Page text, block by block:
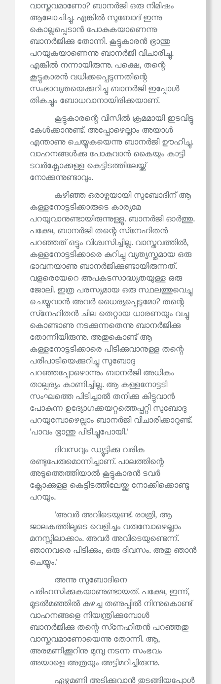
വാസ്തവമാണോ? ബാനർജി ഒരു നിമിഷം
ആലോചിച്ചു. എങ്കിൽ സുബോദ് ഇന്നു
കൊല്ലപ്പെടാൻ പോകുകയാണെന്നു
ബാനർജിക്കു തോന്നി. കൂട്ടുകാരൻ ഭ്രാന്തു
പറയുകയാണെന്നു ബാനർജി വിചാരിച്ചു.
എങ്കിൽ നന്നായിരുന്നു. പക്ഷെ, തന്റെ
കൂട്ടുകാരൻ വധിക്കപ്പെടുന്നതിന്റെ
സംഭാവ്യതയെക്കുറിച്ചു ബാനർജി ഇപ്പോൾ
തികച്ചും ബോധവാനായിരിക്കയാണ്.
കൂട്ടുകാരന്റെ വിസിൽ ക്രമമായി ഇടവിട്ടു
കേൾക്കാനുണ്ട്. അപ്പോഴെല്ലാം അയാൾ
എന്താണു ചെയ്യുകയെന്നു ബാനർജി ഊഹിച്ചു.
വാഹനങ്ങൾക്കു പോകുവാൻ കൈയും കാട്ടി
ടവർക്ലോക്കുള്ള കെട്ടിടത്തിലേയ്ക്ക്
നോക്കുന്നുണ്ടാവും.
കഴിഞ്ഞ ഒരാഴ്ചയായി സുബോദിന് ആ
കള്ളനോട്ടടിക്കാരുടെ കാര്യമേ
പറയുവാനുണ്ടായിരുന്നുള്ളു. ബാനർജി ഓർത്തു.
പക്ഷേ, ബാനർജി തന്റെ സ്‌നേഹിതൻ
പറഞ്ഞത് ഒട്ടും വിശ്വസിച്ചില്ല. വാസ്തവത്തിൽ,
കള്ളനോട്ടടിക്കാരെ കുറിച്ചു വ്യത്യസ്തമായ ഒരു
ഭാവനയാണു ബാനർജിക്കുണ്ടായിരുന്നത്.
വളരെയേറെ അപകടസാദ്ധ്യതയുള്ള ഒരു
ജോലി. ഇത്ര പരസ്യമായ ഒരു സ്ഥലത്തുവെച്ചു
ചെയ്യുവാൻ അവർ ധൈര്യപ്പെടുമോ? തന്റെ
സ്‌നേഹിതൻ ചില തെറ്റായ ധാരണയും വച്ചു
കൊണ്ടാണു നടക്കുന്നതെന്നു ബാനർജിക്കു
തോന്നിയിരുന്നു. അതുകൊണ്ട് ആ
കള്ളനോട്ടടിക്കാരെ പിടിക്കുവാനുള്ള തന്റെ
പരിപാടിയെക്കുറിച്ചു സുബോദു
പറഞ്ഞപ്പോഴൊന്നും ബാനർജി അധികം
താല്പര്യം കാണിച്ചില്ല. ആ കള്ളനോട്ടടി
സംഘത്തെ പിടിച്ചാൽ തനിക്കു കിട്ടുവാൻ
പോകുന്ന ഉദ്യോഗക്കയറ്റത്തെപ്പറ്റി സുബോദു
പറയുമ്പോഴെല്ലാം ബാനർജി വിചാരിക്കാറുണ്ട്.
'പാവം ഭ്രാന്തു പിടിച്ചുപോയി.'
ദിവസവും ഡ്യൂട്ടിക്കു വരിക
രണ്ടുപേരുമൊന്നിച്ചാണ്. പാലത്തിന്റെ
അടുത്തെത്തിയാൽ കൂട്ടുകാരൻ ടവർ
ക്ലോക്കുള്ള കെട്ടിടത്തിലേയ്ക്കു നോക്കിക്കൊണ്ടു
പറയും.
'അവർ അവിടെയുണ്ട്. രാത്രി, ആ
ജാലകത്തിലൂടെ വെളിച്ചം വരുമ്പോഴെല്ലാം
മനസ്സിലാക്കാം. അവർ അവിടെയുണ്ടെന്ന്.
ഞാനവരെ പിടിക്കും, ഒരു ദിവസം. അതു ഞാൻ
ചെയ്യും.'
അന്നു സുബോദിനെ
പരിഹസിക്കുകയാണുണ്ടായത്. പക്ഷേ, ഇന്ന്,
മൂടൽമഞ്ഞിൽ കുഴച്ച തണുപ്പിൽ നിന്നുകൊണ്ട്
വാഹനങ്ങളെ നിയന്ത്രിക്കുമ്പോൾ
ബാനർജിക്കു തന്റെ സ്‌നേഹിതൻ പറഞ്ഞതു
വാസ്തവമാണോയെന്നു തോന്നി. ആ,
അരമണിക്കൂറിനു മുമ്പു നടന്ന സംഭവം
അയാളെ അത്രയും അട്ടിമറിച്ചിരുന്നു.
ഏഴുമണി അടിക്കുവാൻ തുടങ്ങിയപ്പോൾ